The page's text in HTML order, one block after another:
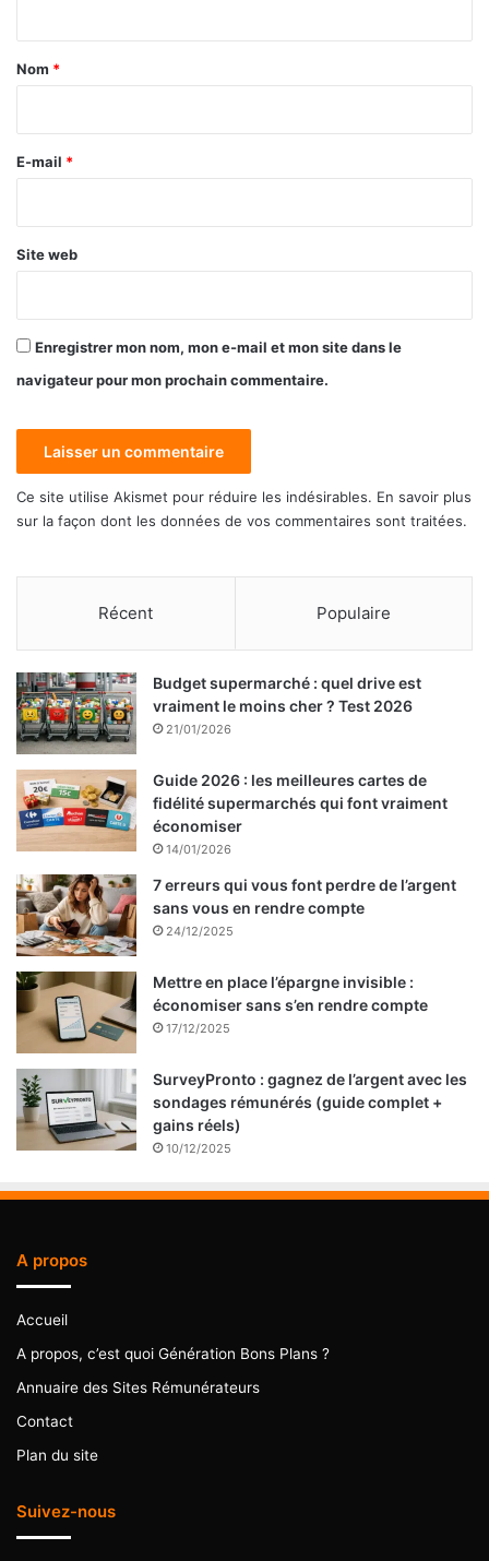
a
e
Nom *
E-mail *
Site web
Enregistrer mon nom, mon e-mail et mon site dans le
navigateur pour mon prochain commentaire.
Ce site utilise Akismet pour réduire les indésirables. En savoir plus
sur la façon dont les données de vos commentaires sont traitées.
Récent Populaire
Budget supermarché : quel drive est
vraiment le moins cher ? Test 2026
21/01/2026
Guide 2026 : les meilleures cartes de
fidélité supermarchés qui font vraiment
économiser
14/01/2026
7 erreurs qui vous font perdre de l’argent
sans vous en rendre compte
24/12/2025
Mettre en place l’épargne invisible :
économiser sans s’en rendre compte
17/12/2025
SurveyPronto : gagnez de l’argent avec les
sondages rémunérés (guide complet +
gains réels)
10/12/2025
A propos
Accueil
A propos, c’est quoi Génération Bons Plans ?
Annuaire des Sites Rémunérateurs
Contact
Plan du site
Suivez-nous